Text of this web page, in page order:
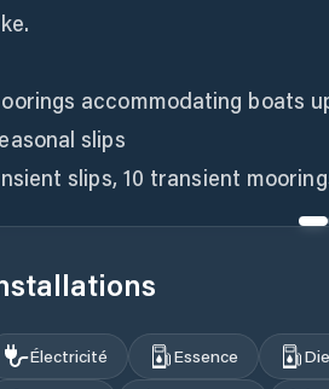
accommodating boats
slips
slips, 10 transient
Électricité Essence